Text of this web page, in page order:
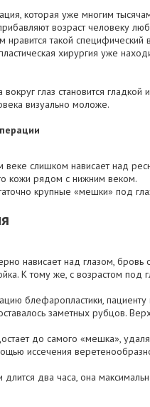
которая уже многим
возраст человеку
такой
хирургия уже
глаз становится
визуально моложе.
слишком нависает над
кожи рядом с нижним веком.
крупные «мешки» под
нависает над глазом,
К тому же, с возрастом
блефаропластики,
заметных рубцов.
до самого «мешка»,
иссечения
два часа, она